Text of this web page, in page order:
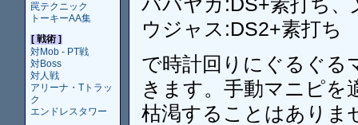
罠テクニック
トーキーAA集
[ 戦術 ]
対Mob - PT戦
対Boss
対人戦
アリーナ・Tトラッ
ク
エンドレスタワー
ウジャス:DS2+素打ち
で時計回りにぐるぐる
きます。手動マニピ
枯渇することはありま